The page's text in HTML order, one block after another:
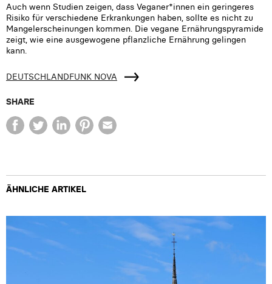
Auch wenn Studien zeigen, dass Veganer*innen ein geringeres
Risiko für verschiedene Erkrankungen haben, sollte es nicht zu
Mangelerscheinungen kommen. Die vegane Ernährungspyramide
zeigt, wie eine ausgewogene pflanzliche Ernährung gelingen
kann.
DEUTSCHLANDFUNK NOVA
SHARE
ÄHNLICHE ARTIKEL